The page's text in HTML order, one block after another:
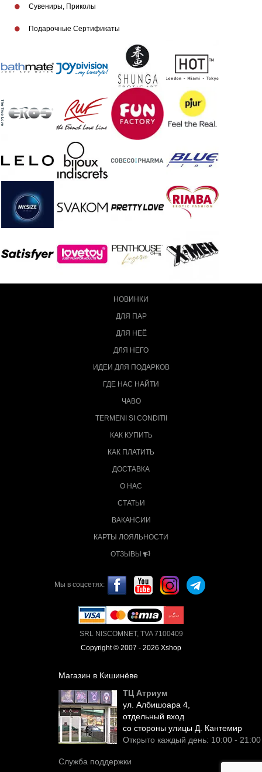
Сувениры, Приколы
Подарочные Сертификаты
НОВИНКИ
ДЛЯ ПАР
ДЛЯ НЕЁ
ДЛЯ НЕГО
ИДЕИ ДЛЯ ПОДАРКОВ
ГДЕ НАС НАЙТИ
ЧАВО
TERMENI SI CONDITII
КАК КУПИТЬ
КАК ПЛАТИТЬ
ДОСТАВКА
О НАС
СТАТЬИ
ВАКАНСИИ
КАРТЫ ЛОЯЛЬНОСТИ
ОТЗЫВЫ
Мы в соцсетях:
SRL NISCOMNET, TVA 7100409
Copyright © 2007 - 2026 Xshop
Магазин в Кишинёве
ТЦ Атриум
ул. Албишоара 4,
отдельный вход
со стороны улицы Д. Кантемир
Открыто каждый день: 10:00 - 21:00
Служба поддержки